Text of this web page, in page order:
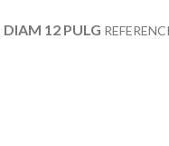
12 PULG